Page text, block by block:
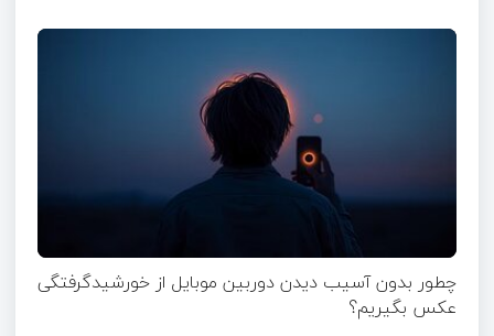
چطور بدون آسیب دیدن دوربین موبایل از خورشیدگرفتگی
عکس بگیریم؟